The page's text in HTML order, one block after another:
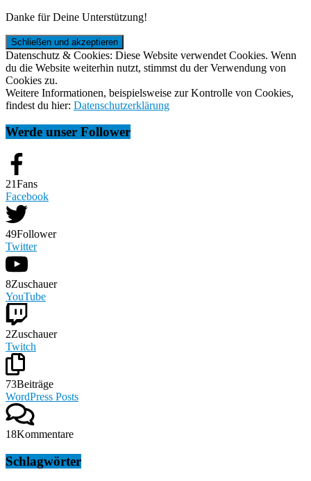
Danke für Deine Unterstützung!
Datenschutz & Cookies: Diese Website verwendet Cookies. Wenn
du die Website weiterhin nutzt, stimmst du der Verwendung von
Cookies zu.
Weitere Informationen, beispielsweise zur Kontrolle von Cookies,
findest du hier: Datenschutzerklärung
Werde unser Follower
21Fans
Facebook
49Follower
Twitter
8Zuschauer
YouTube
2Zuschauer
Twitch
73Beiträge
WordPress Posts
18Kommentare
Schlagwörter